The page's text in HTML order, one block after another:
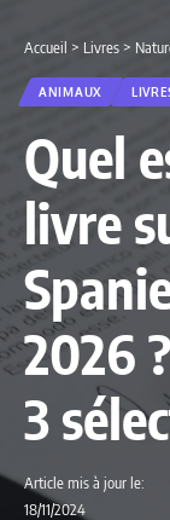
Accueil > Livres >
ANIMAUX
Quel
livre
2026
3
Article mis à jour le:
18/11/2024